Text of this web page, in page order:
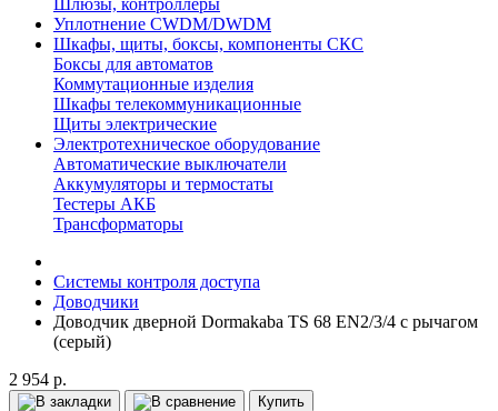
Шлюзы, контроллеры
Уплотнение CWDM/DWDM
Шкафы, щиты, боксы, компоненты СКС
Боксы для автоматов
Коммутационные изделия
Шкафы телекоммуникационные
Щиты электрические
Электротехническое оборудование
Автоматические выключатели
Аккумуляторы и термостаты
Тестеры АКБ
Трансформаторы
Системы контроля доступа
Доводчики
Доводчик дверной Dormakaba TS 68 EN2/3/4 с рычагом
(серый)
2 954 р.
Купить